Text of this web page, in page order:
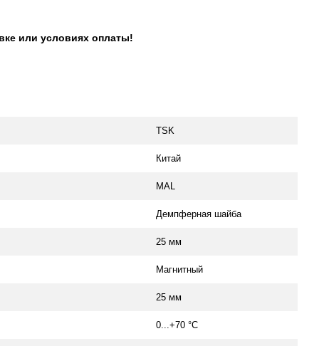
или условиях оплаты!
TSK
Китай
MAL
Демпферная шайба
25 мм
Магнитный
25 мм
0...+70 °С